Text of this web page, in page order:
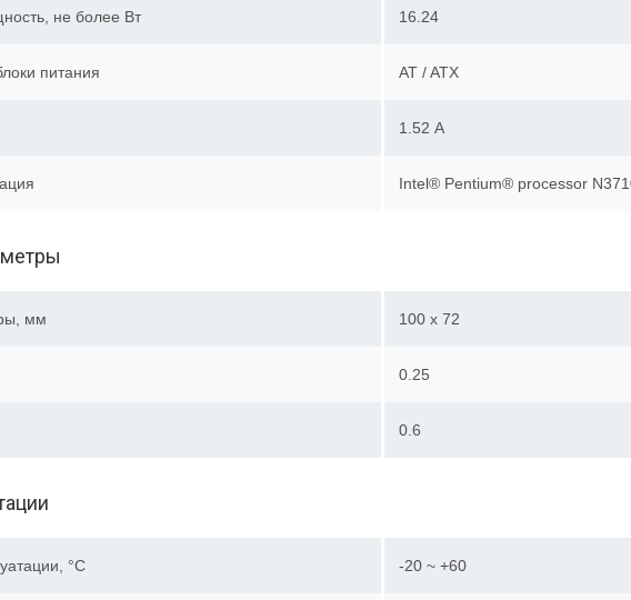
не более Вт 16.24
питания AT / ATX
1.52 А
Intel® Pentium® processor
мм 100 x 72
0.25
0.6
°C -20 ~ +60